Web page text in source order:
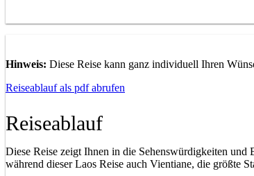
Hinweis: Diese Reise kann ganz individuell Ihren
Reiseablauf als pdf abrufen
Reiseablauf
Diese Reise zeigt Ihnen in die Sehenswürdigkeiten und
während dieser Laos Reise auch Vientiane, die größte